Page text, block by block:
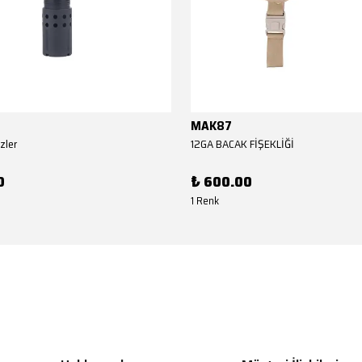
MAK87
12GA BACAK FİŞEKLİĞİ
₺ 600.00
1 Renk